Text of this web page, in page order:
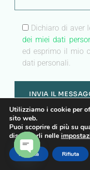
Dichiaro di aver
dei miei dati
ed esprimo il mio
dati personali.
center
no-repeat;left top;;
auto
Utilizziamo i cookie per
sito web.
Puoi scoprire di più su
disattivarli nelle
Accetta Rifiuta
OPEN